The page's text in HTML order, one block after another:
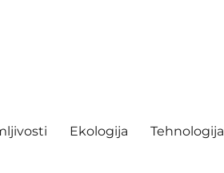
Ekologija Tehnologija